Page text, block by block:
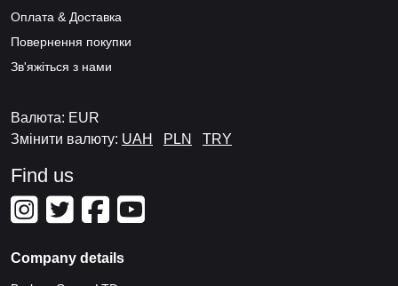
Оплата & Доставка
Повернення покупки
Зв'яжіться з нами
Валюта: EUR
Змінити валюту: UAH PLN TRY
Find us
Company details